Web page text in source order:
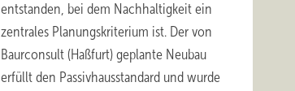
entstanden, bei dem Nachhaltigkeit ein
zentrales Planungskriterium ist. Der von
Baurconsult (Haßfurt) geplante Neubau
erfüllt den Passivhausstandard und wurde